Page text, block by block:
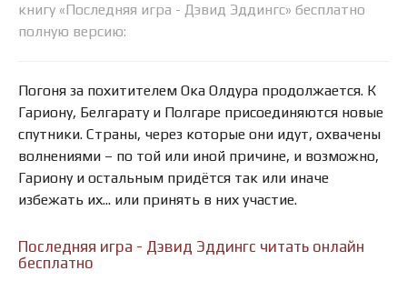
книгу «Последняя игра - Дэвид Эддингс» бесплатно
полную версию:
Погоня за похитителем Ока Олдура продолжается. К
Гариону, Белгарату и Полгаре присоединяются новые
спутники. Страны, через которые они идут, охвачены
волнениями – по той или иной причине, и возможно,
Гариону и остальным придётся так или иначе
избежать их... или принять в них участие.
Последняя игра - Дэвид Эддингс читать онлайн
бесплатно